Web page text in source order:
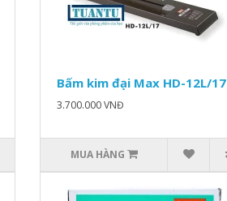
Bấm kim đại Max HD-12L/17
3.700.000 VNĐ
MUA HÀNG